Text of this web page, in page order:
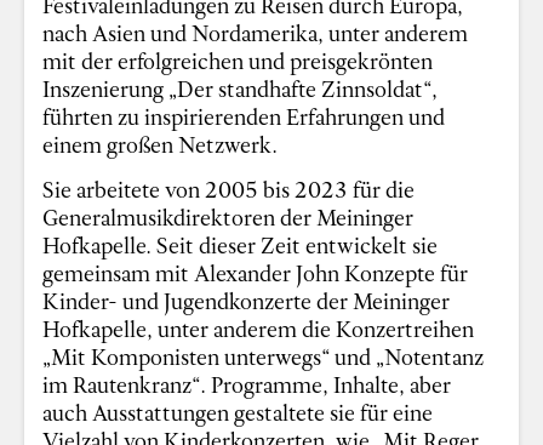
nach Asien und Nordamerika, unter anderem
mit der erfolgreichen und preisgekrönten
Inszenierung „Der standhafte Zinnsoldat“,
führten zu inspirierenden Erfahrungen und
einem großen Netzwerk.
Sie arbeitete von 2005 bis 2023 für die
Generalmusikdirektoren der Meininger
Hofkapelle. Seit dieser Zeit entwickelt sie
gemeinsam mit Alexander John Konzepte für
Kinder- und Jugendkonzerte der Meininger
Hofkapelle, unter anderem die Konzertreihen
„Mit Komponisten unterwegs“ und „Notentanz
im Rautenkranz“. Programme, Inhalte, aber
auch Ausstattungen gestaltete sie für eine